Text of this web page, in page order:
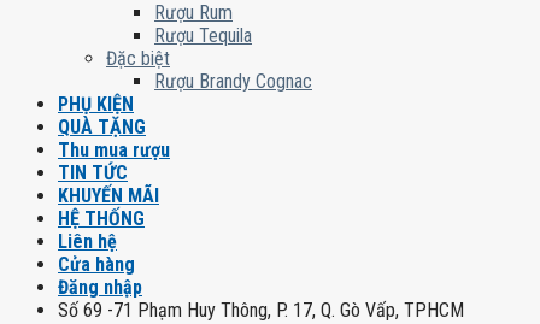
Rượu Rum
Rượu Tequila
Đặc biệt
Rượu Brandy Cognac
PHỤ KIỆN
QUÀ TẶNG
Thu mua rượu
TIN TỨC
KHUYẾN MÃI
HỆ THỐNG
Liên hệ
Cửa hàng
Đăng nhập
Số 69 -71 Phạm Huy Thông, P. 17, Q. Gò Vấp, TPHCM